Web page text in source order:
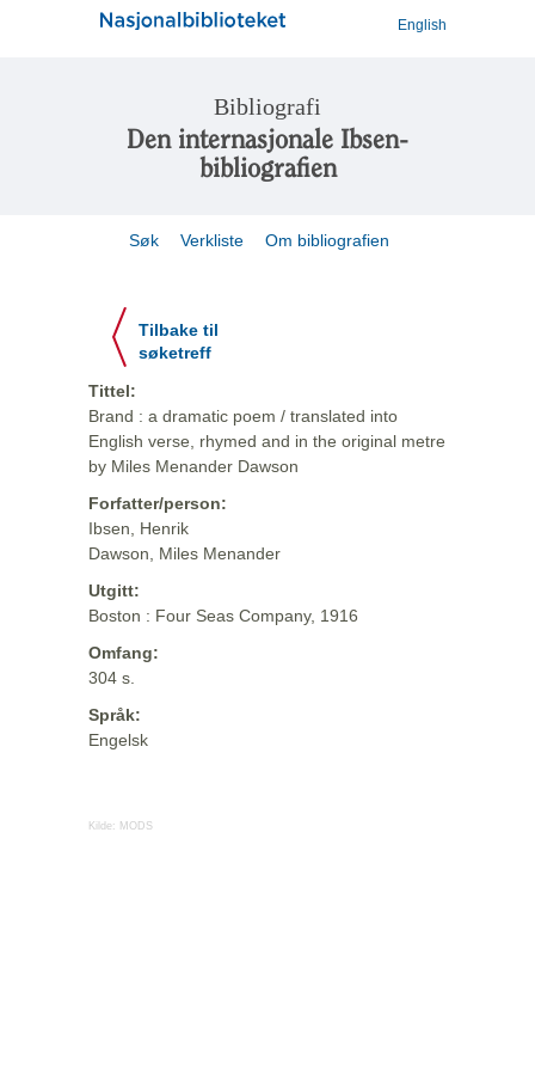
English
Bibliografi
Den internasjonale Ibsen-
bibliografien
Søk Verkliste Om bibliografien
Tilbake til
søketreff
Tittel:
Brand : a dramatic poem / translated into
English verse, rhymed and in the original metre
by Miles Menander Dawson
Forfatter/person:
Ibsen, Henrik
Dawson, Miles Menander
Utgitt:
Boston : Four Seas Company, 1916
Omfang:
304 s.
Språk:
Engelsk
Kilde: MODS